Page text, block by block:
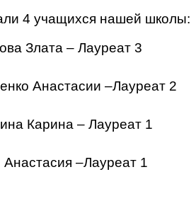
4 учащихся нашей школы:
Злата – Лауреат 3
Анастасии –Лауреат 2
Карина – Лауреат 1
–Лауреат 1